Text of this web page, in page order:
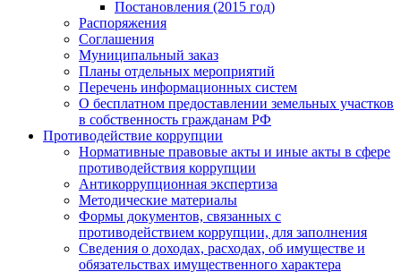
Постановления (2015 год)
Распоряжения
Соглашения
Муниципальный заказ
Планы отдельных мероприятий
Перечень информационных систем
О бесплатном предоставлении земельных участков
в собственность гражданам РФ
Противодействие коррупции
Нормативные правовые акты и иные акты в сфере
противодействия коррупции
Антикоррупционная экспертиза
Методические материалы
Формы документов, связанных с
противодействием коррупции, для заполнения
Сведения о доходах, расходах, об имуществе и
обязательствах имущественного характера